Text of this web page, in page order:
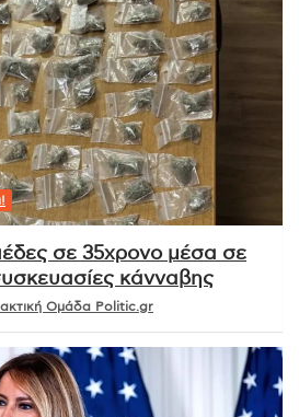
σε 35χρονο μέσα σε
κάνναβης
Ομάδα Politic.gr